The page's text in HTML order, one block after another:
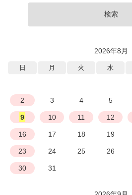
検索
2026年8月
日 月 火 水
2 3 4 5
9 10 11 12
16 17 18 19
23 24 25 26
30 31